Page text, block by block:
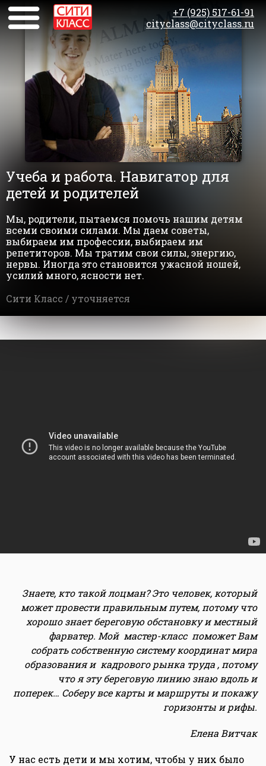
+7 (925) 517-61-91
cityclass@cityclass.ru
Учеба и работа. Навигатор для
детей и родителей
Мы, родители, пытаемся помочь нашим детям
всеми своими силами. Мы даем советы,
выбираем им профессии, выбираем им
репетиторов. Мы тратим свои силы, энергию,
нервы. Иногда это становится ужасной ношей,
усилий много, ясности нет.
Сити Класс / уточняется
Знаете, кто такой лоцман? Это человек, который
может провести правильным путем, потому что
хорошо знает береговую обстановку и местный
фарватер. Мой мастер-класс поможет Вам
собрать собственную систему координат мира
образования и кадрового рынка труда , потому
что я эту береговую линию знаю вдоль и
поперек… Соберу все карты и маршруты и покажу
горизонты и рифы.
Елена Витчак
У нас есть дети и мы хотим, чтобы у них было